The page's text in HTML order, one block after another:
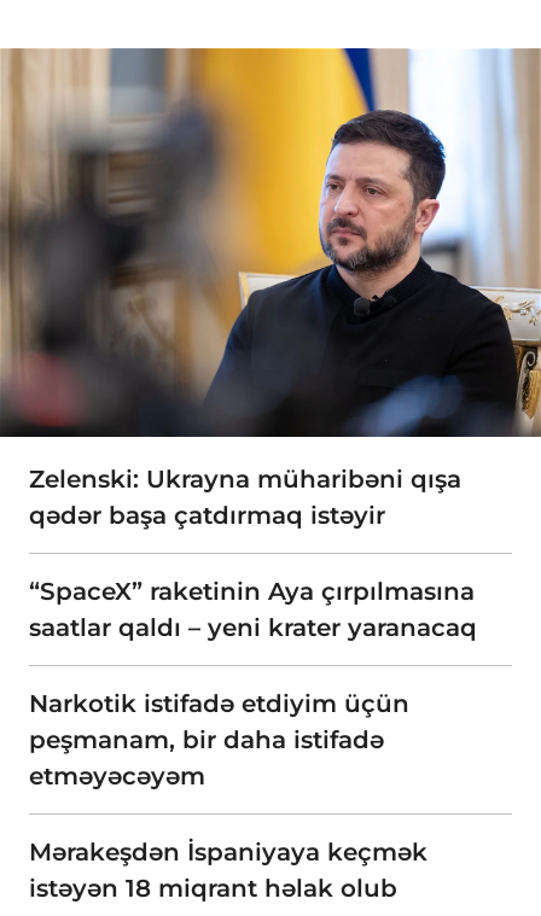
Zelenski: Ukrayna müharibəni qışa
qədər başa çatdırmaq istəyir
“SpaceX” raketinin Aya çırpılmasına
saatlar qaldı – yeni krater yaranacaq
Narkotik istifadə etdiyim üçün
peşmanam, bir daha istifadə
etməyəcəyəm
Mərakeşdən İspaniyaya keçmək
istəyən 18 miqrant həlak olub